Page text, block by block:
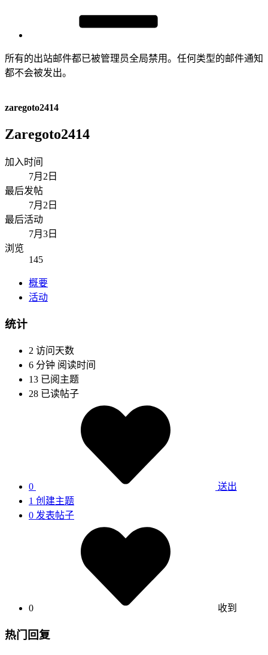
所有的出站邮件都已被管理员全局禁用。任何类型的邮件通知
都不会被发出。
zaregoto2414
Zaregoto2414
加入时间
7月2日
最后发帖
7月2日
最后活动
7月3日
浏览
145
概要
活动
统计
2 访问天数
6 分钟 阅读时间
13 已阅主题
28 已读帖子
0
送出
1 创建主题
0 发表帖子
0 收到
热门回复